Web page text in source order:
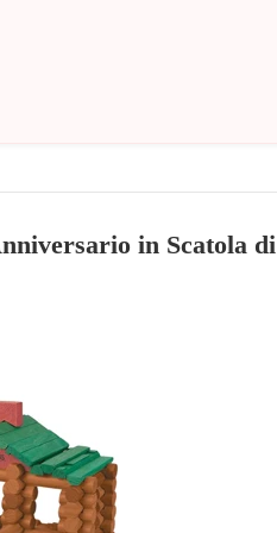
in Scatola di